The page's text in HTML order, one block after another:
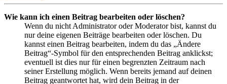
Wie kann ich einen Beitrag bearbeiten oder löschen?
Wenn du nicht Administrator oder Moderator bist, kannst du
nur deine eigenen Beiträge bearbeiten oder löschen. Du
kannst einen Beitrag bearbeiten, indem du das „Ändere
Beitrag“-Symbol für den entsprechenden Beitrag anklickst;
eventuell ist dies nur für einen begrenzten Zeitraum nach
seiner Erstellung möglich. Wenn bereits jemand auf deinen
Beitrag geantwortet hat, wird dein Beitrag in der